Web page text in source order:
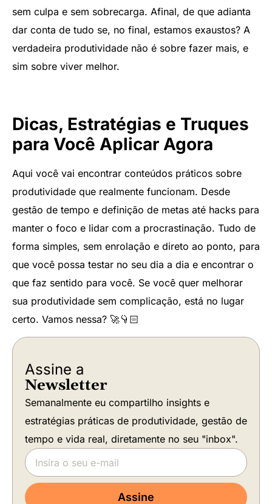
sem culpa e sem sobrecarga. Afinal, de que adianta
dar conta de tudo se, no final, estamos exaustos? A
verdadeira produtividade não é sobre fazer mais, e
sim sobre viver melhor.
Dicas, Estratégias e Truques
para Você Aplicar Agora
Aqui você vai encontrar conteúdos práticos sobre
produtividade que realmente funcionam. Desde
gestão de tempo e definição de metas até hacks para
manter o foco e lidar com a procrastinação. Tudo de
forma simples, sem enrolação e direto ao ponto, para
que você possa testar no seu dia a dia e encontrar o
que faz sentido para você. Se você quer melhorar
sua produtividade sem complicação, está no lugar
certo. Vamos nessa? 🚀👇🏻
Assine a
Newsletter
Semanalmente eu compartilho insights e
estratégias práticas de produtividade, gestão de
tempo e vida real, diretamente no seu "inbox".
Assine